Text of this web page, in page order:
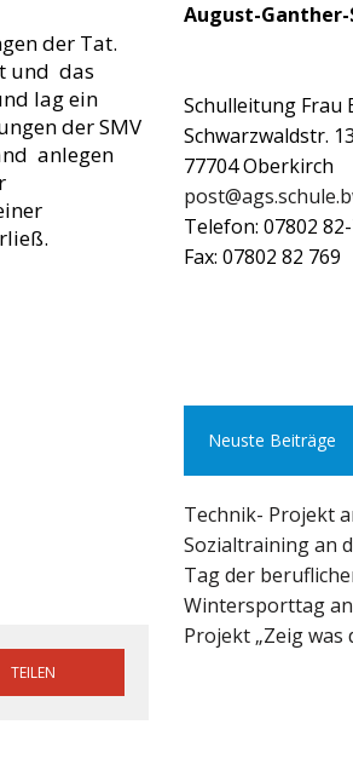
der Tat.
und das
lag ein
der SMV
anlegen
TEILEN
August-Ganther-
Schulleitung Frau
Schwarzwaldstr. 13
77704 Oberkirch
Telefon: 07802
Fax: 07802 82 769
Neuste Beiträge
Technik- Projekt
Sozialtraining an
Tag der
Wintersporttag
Projekt „Zeig was